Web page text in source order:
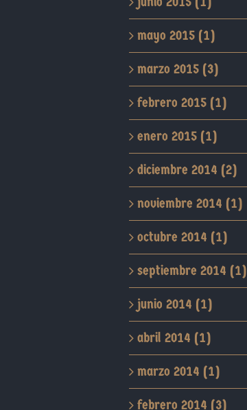
mayo 2015 (1)
marzo 2015 (3)
febrero 2015 (1)
enero 2015 (1)
diciembre 2014 (2)
noviembre 2014 (1)
octubre 2014 (1)
septiembre 2014 (1)
junio 2014 (1)
abril 2014 (1)
marzo 2014 (1)
febrero 2014 (3)